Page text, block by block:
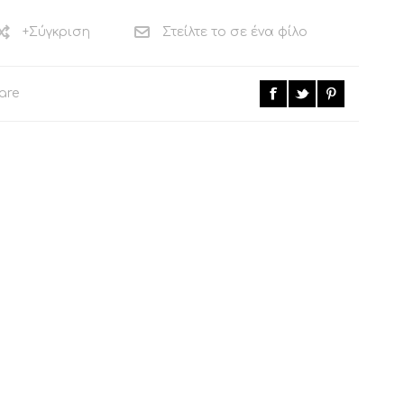
+Σύγκριση Στείλτε το σε ένα φίλο